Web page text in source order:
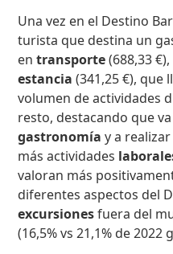
Una vez en el Destino
turista que destina un
entransporte(688,33 €),
estancia (341,25 €), que
volumen de actividades
resto, destacando que
gastronomíay a realizar
más actividades
valoran más
diferentes aspectos del
excursionesfuera del
(16,5% vs 21,1% de 2022